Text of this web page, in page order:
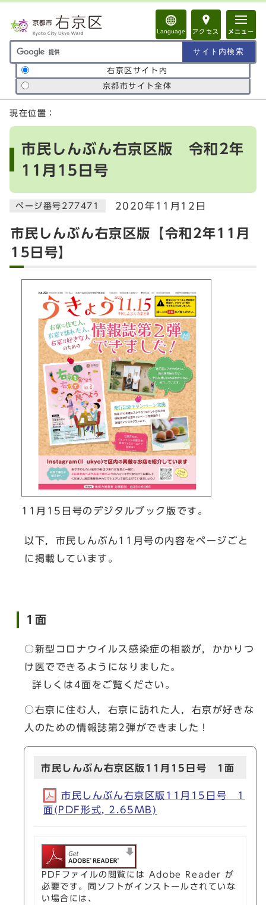
Language アクセス メニュー
サイト内検索の範囲
右京区サイト内
京都市サイト全体
ここから本文です
現在位置：
市民しんぶん右京区版 令和2年
11月15日号
ページ番号277471 2020年11月12日
市民しんぶん右京区版【令和2年11月
15日号】
11月15日号のデジタルブック版です。
以下，市民しんぶん11月号の内容をページごと
に掲載しています。
1面
○新型コロナウイルス感染症の相談が，かかりつ
け医でできるようになりました。
詳しくは4面をご覧ください。
○右京に住む人，右京に訪れた人，右京が好きな
人のための情報誌第2弾ができました！
市民しんぶん右京区版11月15日号 1面
市民しんぶん右京区版11月15日号 1
面(PDF形式, 2.65MB)
PDFファイルの閲覧には Adobe Reader が
必要です。同ソフトがインストールされていな
い場合には、